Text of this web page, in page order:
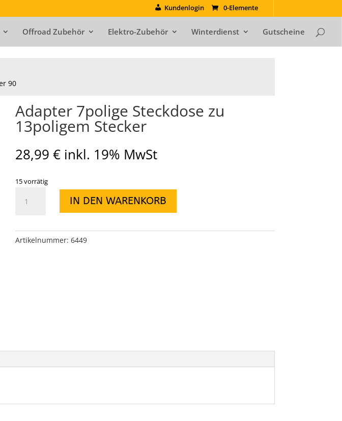
Kundenlogin 0-Elemente
Offroad Zubehör Elektro-Zubehör Winterdienst Gutscheine
90
Adapter 7polige Steckdose zu
13poligem Stecker
28,99 € inkl. 19% MwSt
15 vorrätig
7polige
13poligem
IN DEN WARENKORB
Artikelnummer: 6449